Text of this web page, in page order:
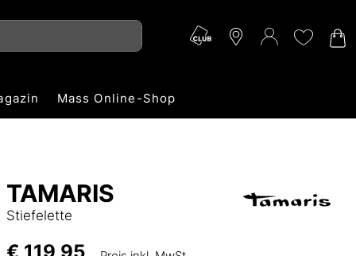
Mass Online-Shop
TAMARIS
Stiefelette